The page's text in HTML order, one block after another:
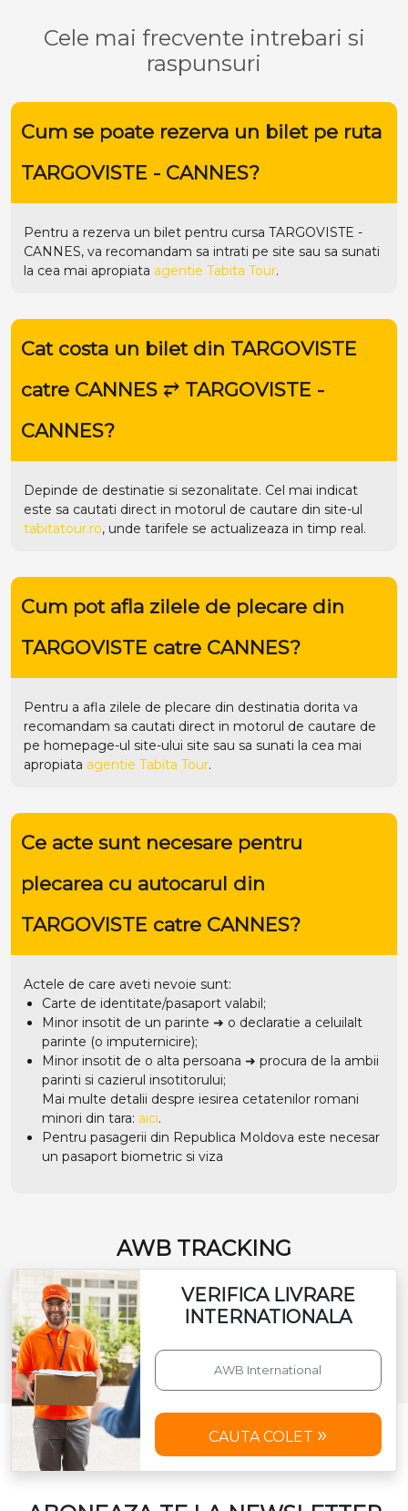
Cele mai frecvente intrebari si
raspunsuri
Cum se poate rezerva un bilet pe ruta
TARGOVISTE - CANNES?
Pentru a rezerva un bilet pentru cursa TARGOVISTE -
CANNES, va recomandam sa intrati pe site sau sa sunati
la cea mai apropiata agentie Tabita Tour.
Cat costa un bilet din TARGOVISTE
catre CANNES ⥂ TARGOVISTE -
CANNES?
Depinde de destinatie si sezonalitate. Cel mai indicat
este sa cautati direct in motorul de cautare din site-ul
tabitatour.ro, unde tarifele se actualizeaza in timp real.
Cum pot afla zilele de plecare din
TARGOVISTE catre CANNES?
Pentru a afla zilele de plecare din destinatia dorita va
recomandam sa cautati direct in motorul de cautare de
pe homepage-ul site-ului site sau sa sunati la cea mai
apropiata agentie Tabita Tour.
Ce acte sunt necesare pentru
plecarea cu autocarul din
TARGOVISTE catre CANNES?
Actele de care aveti nevoie sunt:
Carte de identitate/pasaport valabil;
Minor insotit de un parinte ➜ o declaratie a celuilalt
parinte (o imputernicire);
Minor insotit de o alta persoana ➜ procura de la ambii
parinti si cazierul insotitorului;
Mai multe detalii despre iesirea cetatenilor romani
minori din tara: aici.
Pentru pasagerii din Republica Moldova este necesar
un pasaport biometric si viza
AWB TRACKING
VERIFICA LIVRARE
INTERNATIONALA
CAUTA COLET